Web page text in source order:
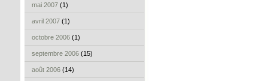
mai 2007 (1)
avril 2007 (1)
octobre 2006 (1)
septembre 2006 (15)
août 2006 (14)